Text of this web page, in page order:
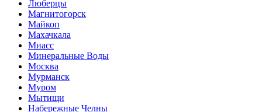
Люберцы
Магнитогорск
Майкоп
Махачкала
Миасс
Минеральные Воды
Москва
Мурманск
Муром
Мытищи
Набережные Челны